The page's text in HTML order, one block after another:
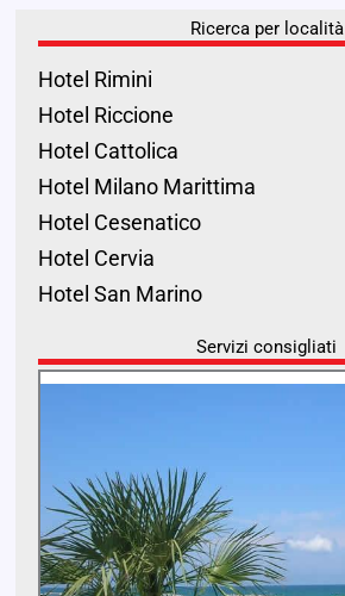
Ricerca per località
Hotel Rimini
Hotel Riccione
Hotel Cattolica
Hotel Milano Marittima
Hotel Cesenatico
Hotel Cervia
Hotel San Marino
Servizi consigliati